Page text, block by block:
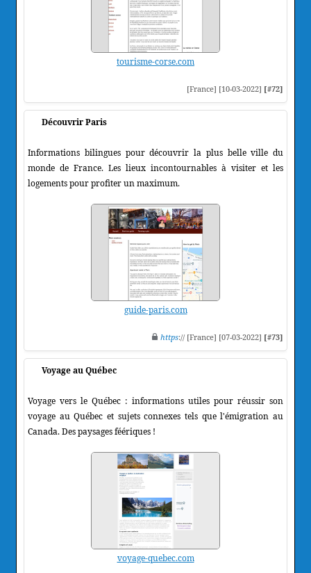
tourisme-corse.com
[France] [10-03-2022] [#72]
Découvrir Paris
Informations bilingues pour découvrir la plus belle ville du
monde de France. Les lieux incontournables à visiter et les
logements pour profiter un maximum.
guide-paris.com
https:// [France] [07-03-2022] [#73]
Voyage au Québec
Voyage vers le Québec : informations utiles pour réussir son
voyage au Québec et sujets connexes tels que l'émigration au
Canada. Des paysages féériques !
voyage-quebec.com